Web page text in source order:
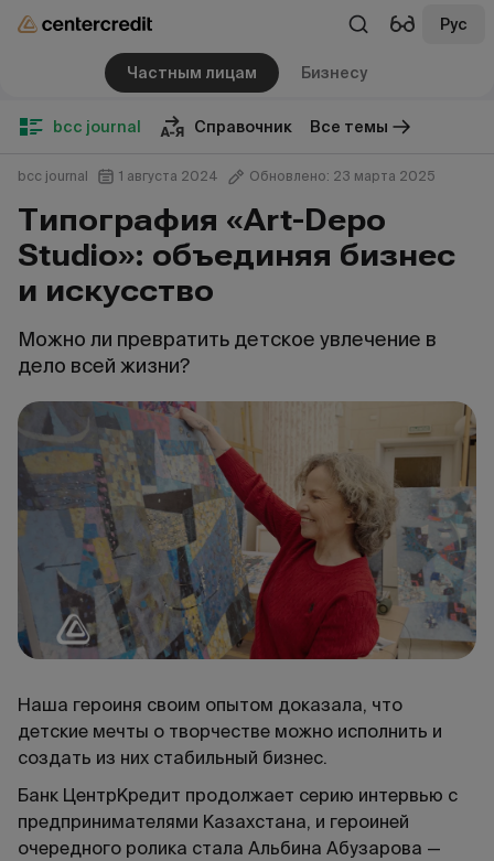
Рус
Частным лицам Бизнесу
bcc journal Справочник Все темы
bcc journal 1 августа 2024 Обновлено: 23 марта 2025
Типография «‎Art-Depo
Studio»: объединяя бизнес
и искусство
Можно ли превратить детское увлечение в
дело всей жизни?
Наша героиня своим опытом доказала, что
детские мечты о творчестве можно исполнить и
создать из них стабильный бизнес.
Банк ЦентрКредит продолжает серию интервью с
предпринимателями Казахстана, и героиней
очередного ролика стала Альбина Абузарова —